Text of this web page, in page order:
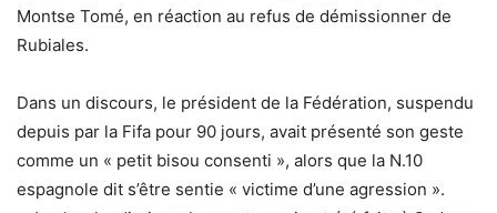
Montse Tomé, en réaction au refus de démissionner de
Rubiales.
Dans un discours, le président de la Fédération, suspendu
depuis par la Fifa pour 90 jours, avait présenté son geste
comme un « petit bisou consenti », alors que la N.10
espagnole dit s’être sentie « victime d’une agression ».